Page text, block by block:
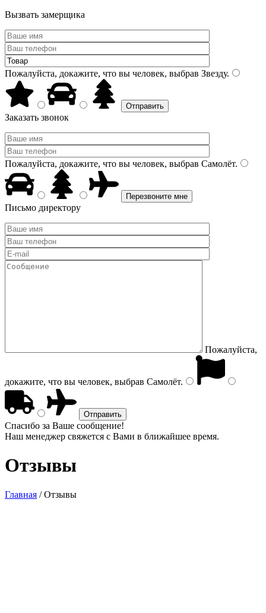
Вызвать замерщика
Пожалуйста, докажите, что вы человек, выбрав Звезду.
Заказать звонок
Пожалуйста, докажите, что вы человек, выбрав Самолёт.
Письмо директору
Пожалуйста,
докажите, что вы человек, выбрав Самолёт.
Спасибо за Ваше сообщение!
Наш менеджер свяжется с Вами в ближайшее время.
Отзывы
Главная /Отзывы